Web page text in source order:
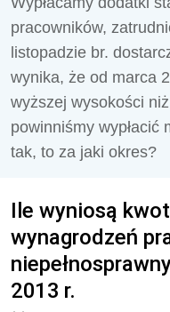
pracowników,
listopadzie br.
wynika, że od marca
wyższej wysokości
powinniśmy wypłacić
tak, to za jaki okres?
Ile wyniosą
wynagrodzeń
2013 r.